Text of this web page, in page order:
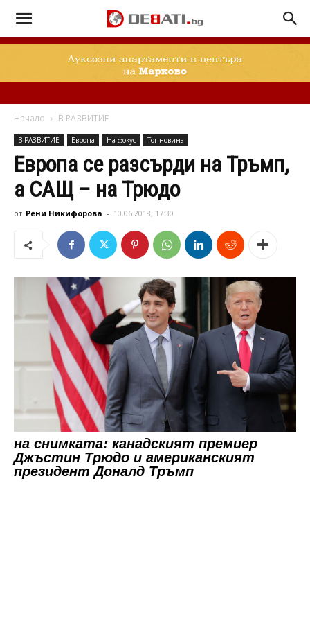
Начало В РАЗВИТИЕ
В РАЗВИТИЕ Европа На фокус Топновина
Европа се разсърди на Тръмп,
а САЩ – на Трюдо
от Рени Никифорова - 10.06.2018, 17:30
на снимката: канадският премиер
Джъстин Трюдо и американският
президент Доналд Тръмп